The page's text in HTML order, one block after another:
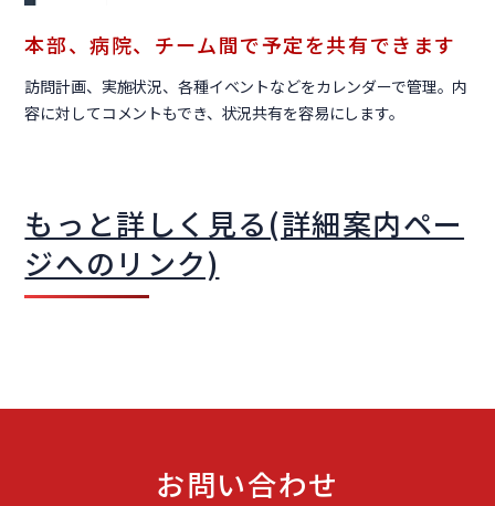
本部、病院、チーム間で予定を共有できます
訪問計画、実施状況、各種イベントなどをカレンダーで管理。内
容に対してコメントもでき、状況共有を容易にします。
もっと詳しく見る(詳細案内ペー
ジへのリンク)
お問い合わせ